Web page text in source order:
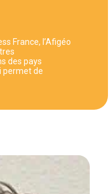
France, l’Afigéo
des pays
permet de